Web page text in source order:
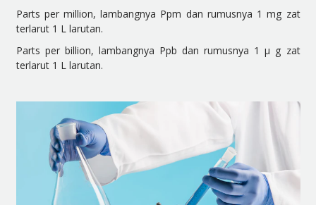
Parts per million, lambangnya Ppm dan rumusnya 1 mg zat
terlarut 1 L larutan.
Parts per billion, lambangnya Ppb dan rumusnya 1 μ g zat
terlarut 1 L larutan.